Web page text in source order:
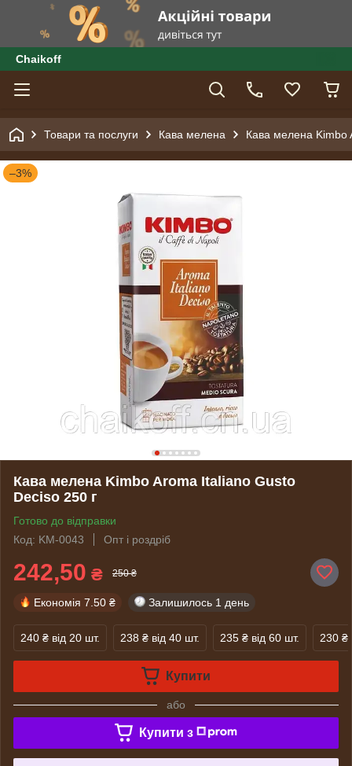
Сhaikoff
Товари та послуги Кава мелена Кава мелена Kimbo
–3%
Кава мелена Kimbo Aroma Italiano Gusto
Deciso 250 г
Готово до відправки
Код: KM-0043
Опт і роздріб
242,50 ₴ 250 ₴
Економія 7.50 ₴ Залишилось 1 день
240 ₴ від 20 шт. 238 ₴ від 40 шт. 235 ₴ від 60 шт. 230 ₴
Купити
або
Купити з